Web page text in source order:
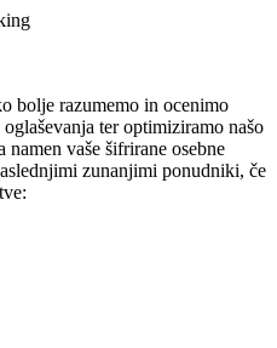
bolje razumemo in ocenimo
oglaševanja ter optimiziramo našo
vaše šifrirane osebne
zunanjimi ponudniki, če